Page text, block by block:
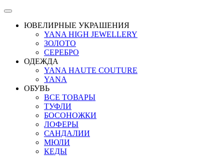
ЮВЕЛИРНЫЕ УКРАШЕНИЯ
YANA HIGH JEWELLERY
ЗОЛОТО
СЕРЕБРО
ОДЕЖДА
YANA HAUTE COUTURE
YANA
ОБУВЬ
ВСЕ ТОВАРЫ
ТУФЛИ
БОСОНОЖКИ
ЛОФЕРЫ
САНДАЛИИ
МЮЛИ
КЕДЫ